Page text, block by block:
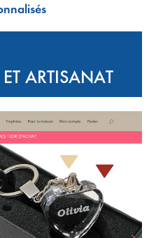
ARTISANAT